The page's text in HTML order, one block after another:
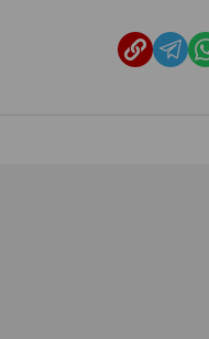
إنتاج النفط خلال سبتمبر